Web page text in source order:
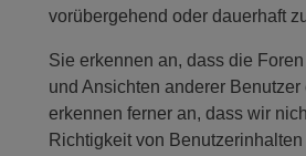
vorübergehend oder dauerhaft
Sie erkennen an, dass die
und Ansichten anderer Benutzer
erkennen ferner an, dass wir
Richtigkeit von